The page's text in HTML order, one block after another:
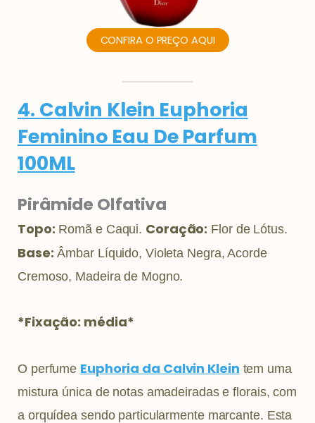
CONFIRA O PREÇO AQUI
4. Calvin Klein Euphoria
Feminino Eau De Parfum
100ML
Pirâmide Olfativa
Topo: Romã e Caqui. Coração: Flor de Lótus.
Base: Âmbar Líquido, Violeta Negra, Acorde
Cremoso, Madeira de Mogno.
*Fixação: média*
O perfume Euphoria da Calvin Klein tem uma
mistura única de notas amadeiradas e florais, com
a orquídea sendo particularmente marcante. Esta